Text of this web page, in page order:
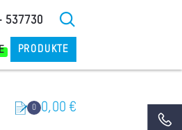
537730
PRODUKTE
0 0,00 €